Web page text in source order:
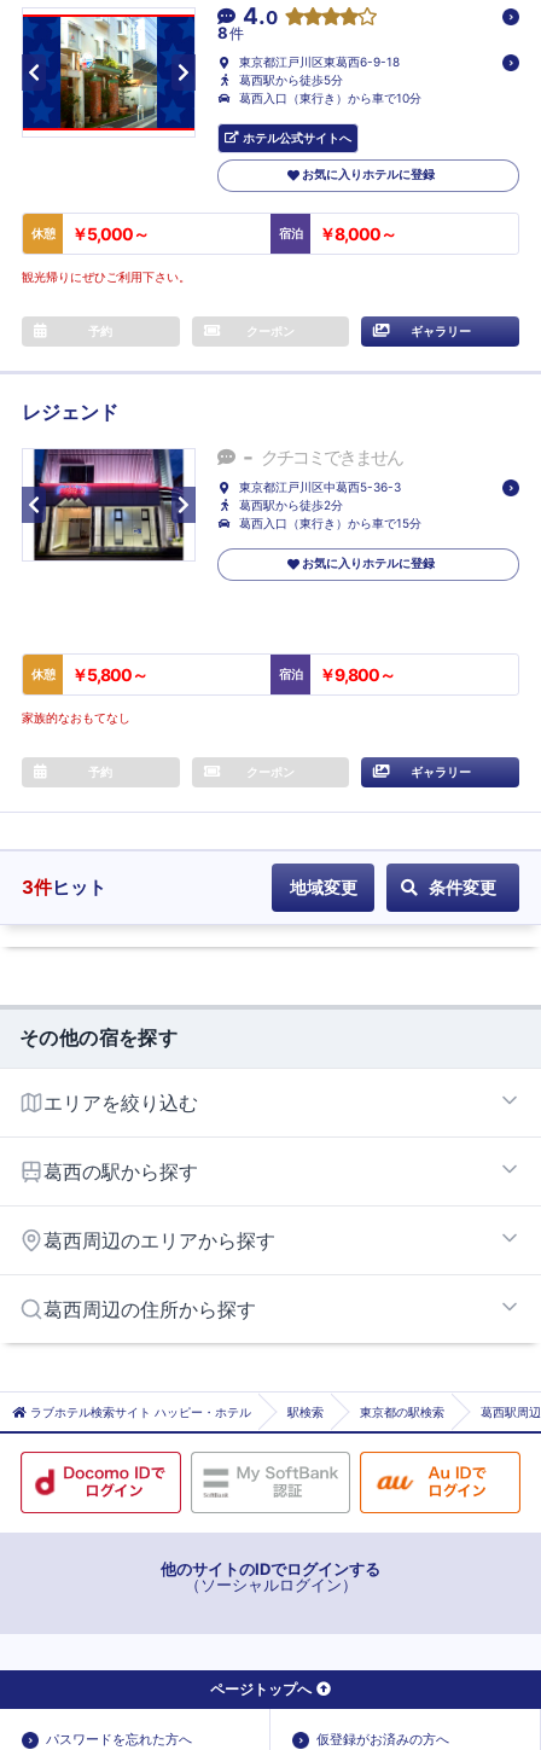
4.0
8件
東京都江戸川区東葛西6-9-18
葛西駅から徒歩5分
葛西入口（東行き）から車で10分
ホテル公式サイトへ
お気に入りホテルに登録
休憩 ￥5,000～ 宿泊 ￥8,000～
観光帰りにぜひご利用下さい。
予約 クーポン ギャラリー
レジェンド
- クチコミできません
東京都江戸川区中葛西5-36-3
葛西駅から徒歩2分
葛西入口（東行き）から車で15分
お気に入りホテルに登録
休憩 ￥5,800～ 宿泊 ￥9,800～
家族的なおもてなし
予約 クーポン ギャラリー
3件ヒット 地域変更 条件変更
その他の宿を探す
エリアを絞り込む
小岩・新小岩エリア
葛西の駅から探す
京成小岩
西葛西
平井
葛西周辺のエリアから探す
松戸・松戸東エリア
湾岸市川エリア
錦糸町・亀戸・平井エリア
葛西周辺の住所から探す
松戸市
浦安市
墨田区
江東区
ラブホテル検索サイト ハッピー・ホテル 駅検索 東京都の駅検索 葛西駅周
他のサイトのIDでログインする
（ソーシャルログイン）
ページトップへ
パスワードを忘れた方へ 仮登録がお済みの方へ